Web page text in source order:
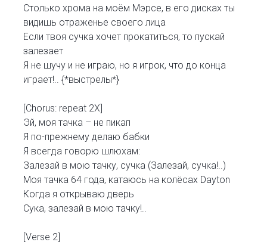
Столько хрома на моём Мэрсе, в его дисках ты
видишь отраженье своего лица
Если твоя сучка хочет прокатиться, то пускай
залезает
Я не шучу и не играю, но я игрок, что до конца
играет!.. {*выстрелы*}
[Chorus: repeat 2X]
Эй, моя тачка – не пикап
Я по-прежнему делаю бабки
Я всегда говорю шлюхам:
Залезай в мою тачку, сучка (Залезай, сучка!..)
Моя тачка 64 года, катаюсь на колёсах Dayton
Когда я открываю дверь
Сука, залезай в мою тачку!..
[Verse 2]